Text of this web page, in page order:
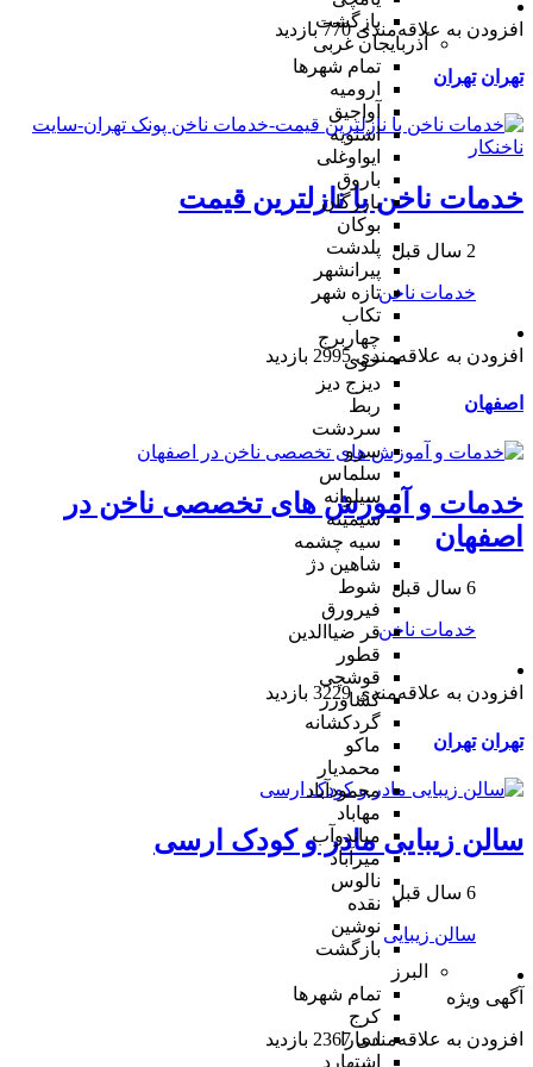
بازگشت
آذربایجان غربی
تمام شهر‌ها
ارومیه
آواجیق
اشنویه
ایواوغلی
باروق
بازرگان
بوکان
پلدشت
پیرانشهر
تازه شهر
تکاب
چهاربرج
خوی
دیزج دیز
ربط
سردشت
سرو
سلماس
سیلوانه
سیمینه
سیه چشمه
شاهین دژ
شوط
فیرورق
قر ضیاالدین
قطور
قوشچی
کشاورز
گردکشانه
ماکو
محمدیار
محمودآباد
مهاباد
میاندوآب
میرآباد
نالوس
نقده
نوشین
بازگشت
البرز
تمام شهر‌ها
کرج
اسارا
اشتهارد
افزودن به علاقه‌مندی 770 بازدید
تهران تهران
خدمات ناخن با نازلترین قیمت
2 سال قبل
خدمات ناخن
افزودن به علاقه‌مندی 2995 بازدید
اصفهان
خدمات و آموزش های تخصصی ناخن در
اصفهان
6 سال قبل
خدمات ناخن
افزودن به علاقه‌مندی 3229 بازدید
تهران تهران
سالن زیبایی مادر و کودک ارسی
6 سال قبل
سالن زیبایی
آگهی ویژه
افزودن به علاقه‌مندی 2367 بازدید